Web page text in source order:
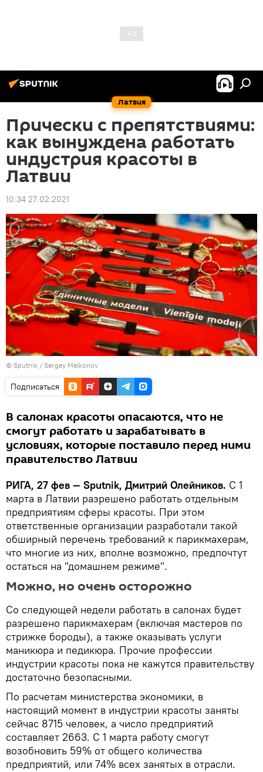
Латвия
Прически с препятствиями:
как вынуждена работать
индустрия красоты в
Латвии
10:34 27.02.2021
© Sputnik / Sergey Melkonov
Подписаться
В салонах красоты опасаются, что не
смогут работать и зарабатывать в
условиях, которые поставило перед ними
правительство Латвии
РИГА, 27 фев — Sputnik, Дмитрий Олейников. С 1
марта в Латвии разрешено работать отдельным
предприятиям сферы красоты. При этом
ответственные организации разработали такой
обширный перечень требований к парикмахерам,
что многие из них, вполне возможно, предпочтут
остаться на "домашнем режиме".
Можно, но очень осторожно
Со следующей недели работать в салонах будет
разрешено парикмахерам (включая мастеров по
стрижке бороды), а также оказывать услуги
маникюра и педикюра. Прочие профессии
индустрии красоты пока не кажутся правительству
достаточно безопасными.
По расчетам министерства экономики, в
настоящий момент в индустрии красоты заняты
сейчас 8715 человек, а число предприятий
составляет 2663. С 1 марта работу смогут
возобновить 59% от общего количества
предприятий, или 74% всех занятых в отрасли.